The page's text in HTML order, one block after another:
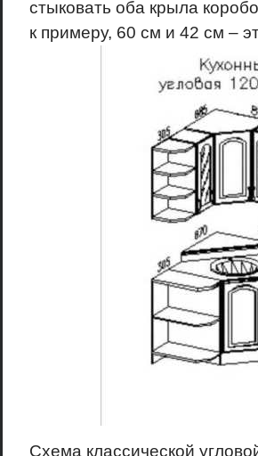
стыковать оба крыла
к примеру, 60 см и 42 см –
Схема классической